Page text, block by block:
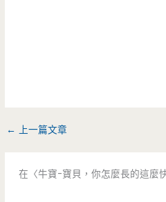
← 上一篇文章
在〈牛寶-寶貝，你怎麼長的這麼